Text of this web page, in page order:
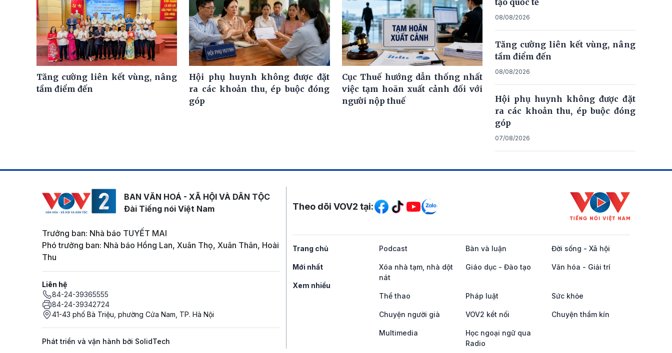
Tăng cường liên kết vùng, nâng
tầm điểm đến
Hội phụ huynh không được đặt
ra các khoản thu, ép buộc đóng
góp
Cục Thuế hướng dẫn thống nhất
việc tạm hoãn xuất cảnh đối với
người nộp thuế
08/08/2026
Tăng cường liên kết vùng, nâng
tầm điểm đến
08/08/2026
Hội phụ huynh không được đặt
ra các khoản thu, ép buộc đóng
góp
07/08/2026
BAN VĂN HOÁ - XÃ HỘI VÀ DÂN TỘC
Đài Tiếng nói Việt Nam
Trưởng ban: Nhà báo TUYẾT MAI
Phó trưởng ban: Nhà báo Hồng Lan, Xuân Thọ, Xuân Thân, Hoài
Thu
Liên hệ
84-24-39365555
84-24-39342724
41-43 phố Bà Triệu, phường Cửa Nam, TP. Hà Nội
Phát triển và vận hành bởi SolidTech
Mạng xã hội
Theo dõi VOV2 tại:
Trang chủ
Mới nhất
Xem nhiều
Podcast Bàn và luận Đời sống - Xã hội
Xóa nhà tạm, nhà dột
nát
Giáo dục - Đào tạo Văn hóa - Giải trí
Thể thao Pháp luật Sức khỏe
Chuyện người già VOV2 kết nối Chuyện thầm kín
Multimedia
Học ngoại ngữ qua
Radio